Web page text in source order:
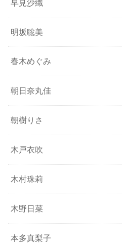
早見沙織
明坂聡美
春木めぐみ
朝日奈丸佳
朝樹りさ
木戸衣吹
木村珠莉
木野日菜
本多真梨子